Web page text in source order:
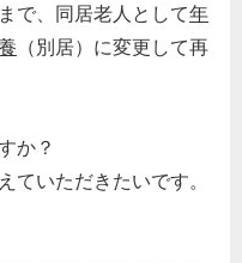
で、同居老人として年
（別居）に変更して再
か？
ていただきたいです。